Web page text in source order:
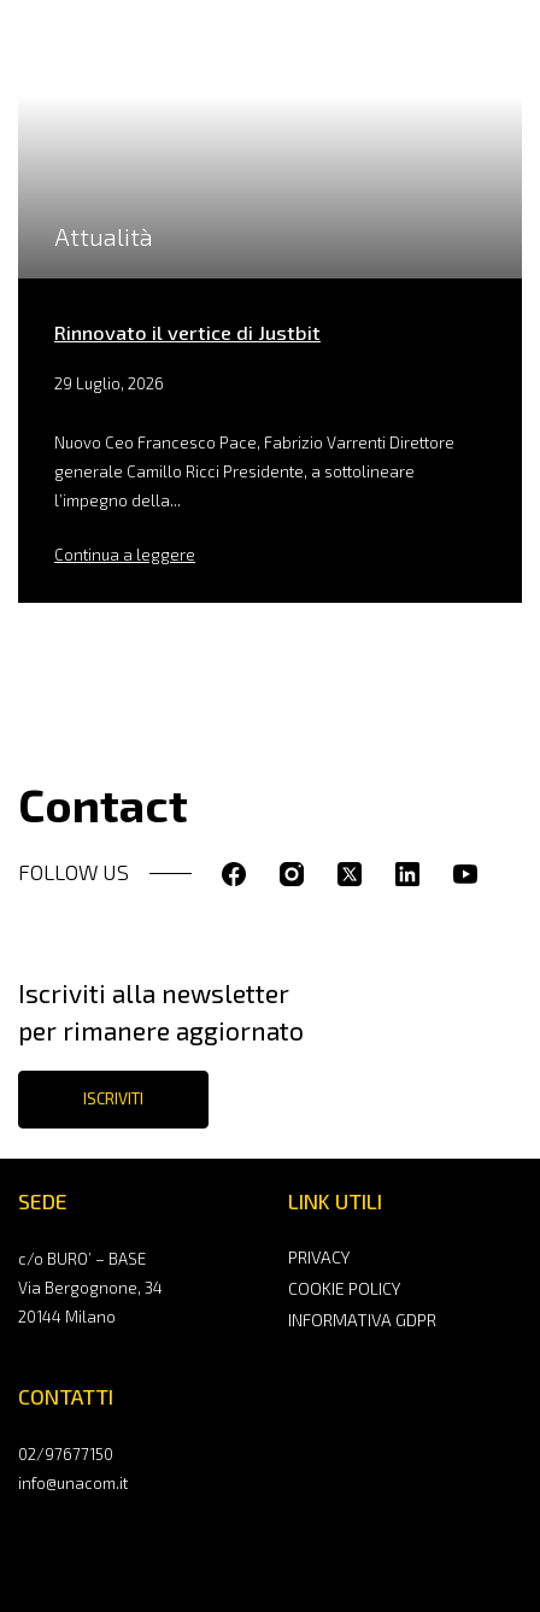
Attualità
Rinnovato il vertice di Justbit
29 Luglio, 2026
Nuovo Ceo Francesco Pace, Fabrizio Varrenti Direttore
generale Camillo Ricci Presidente, a sottolineare
l’impegno della...
Continua a leggere
Contact
FOLLOW US
SEDE
c/o BURO’ – BASE
Via Bergognone, 34
20144 Milano
CONTATTI
02/97677150
info@unacom.it
LINK UTILI
PRIVACY
COOKIE POLICY
INFORMATIVA GDPR
Iscriviti alla newsletter
per rimanere aggiornato
ISCRIVITI